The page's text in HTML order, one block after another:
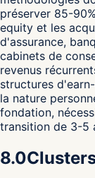
préserver 85-
equity et les
d'assurance,
cabinets de
revenus
structures
la nature
fondation,
transition de 3-5
8.0